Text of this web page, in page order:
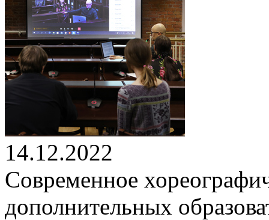
14.12.2022
Современное
дополнительных